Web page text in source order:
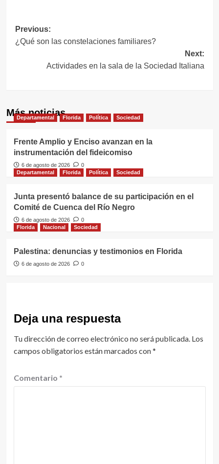
Navegación
de
entradas
Previous:
¿Qué son las constelaciones familiares?
Next:
Actividades en la sala de la Sociedad Italiana
Más noticias
Departamental Florida Política Sociedad
Frente Amplio y Enciso avanzan en la
instrumentación del fideicomiso
6 de agosto de 2026
0
Departamental
Florida Política Sociedad
Junta presentó balance de su participación en el
Comité de Cuenca del Río Negro
6 de agosto de 2026
0
Florida
Nacional Sociedad
Palestina: denuncias y testimonios en Florida
6 de agosto de 2026 0
Deja una respuesta
Tu dirección de correo electrónico no será publicada. Los
campos obligatorios están marcados con*
Comentario *